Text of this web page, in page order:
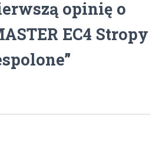
opinię o
EC4 Stropy